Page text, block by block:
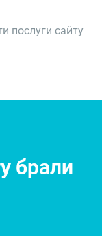
послуги сайту
брали